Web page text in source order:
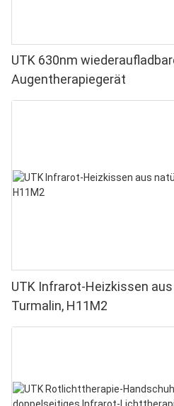
UTK 630nm
Augentherapiegerät
UTK Infrarot-Heizkissen
Turmalin, H11M2